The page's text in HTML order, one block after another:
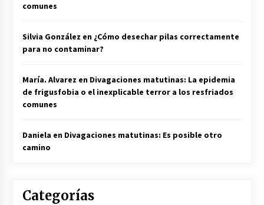
comunes
Silvia González en ¿Cómo desechar pilas correctamente
para no contaminar?
María. Alvarez en Divagaciones matutinas: La epidemia
de frigusfobia o el inexplicable terror a los resfriados
comunes
Daniela en Divagaciones matutinas: Es posible otro
camino
Categorías